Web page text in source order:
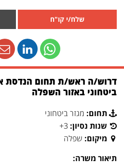
שלח/י קו"ח
דרוש/ה ראש/ת תחום הנדסת
ביטחוני באזור השפלה
תחום: מגזר ביטחוני
שנות נסיון: 3+
מיקום: שפלה
תיאור משרה: